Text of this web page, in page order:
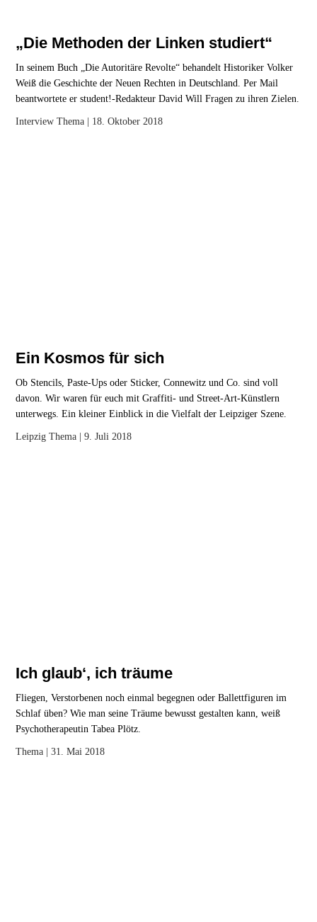
„Die Methoden der Linken studiert“
In seinem Buch „Die Autoritäre Revolte“ behandelt Historiker Volker
Weiß die Geschichte der Neuen Rechten in Deutschland. Per Mail
beantwortete er student!-Redakteur David Will Fragen zu ihren Zielen.
Interview Thema | 18. Oktober 2018
Ein Kosmos für sich
Ob Stencils, Paste-Ups oder Sticker, Connewitz und Co. sind voll
davon. Wir waren für euch mit Graffiti- und Street-Art-Künstlern
unterwegs. Ein kleiner Einblick in die Vielfalt der Leipziger Szene.
Leipzig Thema | 9. Juli 2018
Ich glaub‘, ich träume
Fliegen, Verstorbenen noch einmal begegnen oder Ballettfiguren im
Schlaf üben? Wie man seine Träume bewusst gestalten kann, weiß
Psychotherapeutin Tabea Plötz.
Thema | 31. Mai 2018